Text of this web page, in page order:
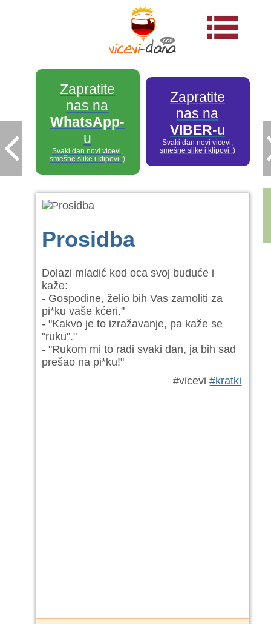
Zapratite
nas na
WhatsApp-
u
Svaki dan novi vicevi,
smešne slike i klipovi :)
Zapratite
nas na
VIBER-u
Svaki dan novi vicevi,
smešne slike i klipovi :)
Prosidba
Dolazi mladić kod oca svoj buduće i
kaže:
- Gospodine, želio bih Vas zamoliti za
pi*ku vaše kćeri."
- "Kakvo je to izražavanje, pa kaže se
"ruku"."
- "Rukom mi to radi svaki dan, ja bih sad
prešao na pi*ku!"
#vicevi#kratki